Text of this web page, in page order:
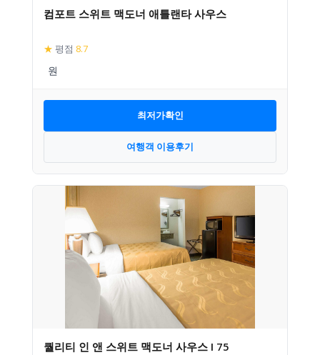
컴포트 스위트 맥도너 애틀랜타 사우스
★ 평점 8.7
최저가확인
여행객 이용후기
퀄리티 인 앤 스위트 맥도너 사우스 I 75